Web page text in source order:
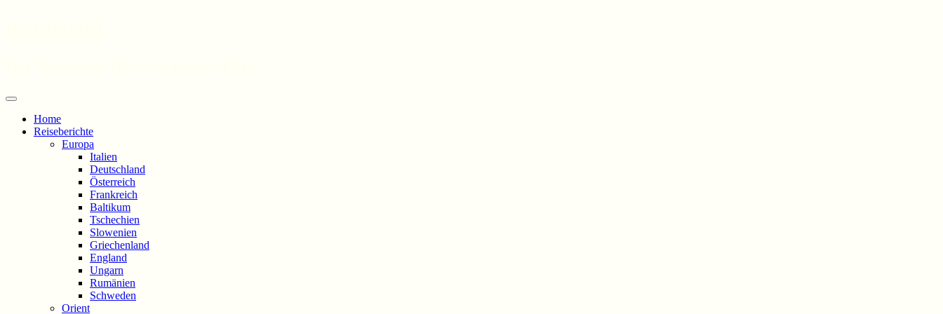
Menü
springen
Home
Reiseberichte
Europa
Italien
Deutschland
Österreich
Frankreich
Baltikum
Tschechien
Slowenien
Griechenland
England
Ungarn
Rumänien
Schweden
Orient